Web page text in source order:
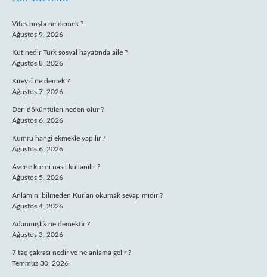
SIDEBAR
Vites boşta ne demek ?
Ağustos 9, 2026
Kut nedir Türk sosyal hayatında aile ?
Ağustos 8, 2026
Kıreyzi ne demek ?
Ağustos 7, 2026
Deri döküntüleri neden olur ?
Ağustos 6, 2026
Kumru hangi ekmekle yapılır ?
Ağustos 6, 2026
Avene kremi nasıl kullanılır ?
Ağustos 5, 2026
Anlamını bilmeden Kur’an okumak sevap mıdır ?
Ağustos 4, 2026
Adanmışlık ne demektir ?
Ağustos 3, 2026
7 taç çakrası nedir ve ne anlama gelir ?
Temmuz 30, 2026